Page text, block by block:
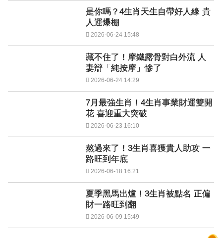
是你嗎？4生肖天生自帶好人緣 貴
人運爆棚
2026-06-24 15:48
藏不住了！摩鐵露骨對白外流 人
妻辯「純按摩」慘了
2026-06-24 14:29
7月最強生肖！4生肖事業財運雙開
花 喜迎重大突破
2026-06-23 16:10
熬過來了！3生肖喜獲貴人助攻 一
路旺到年底
2026-06-18 16:21
夏季黑馬出爐！3生肖被點名 正偏
財一路旺到翻
2026-06-09 15:49